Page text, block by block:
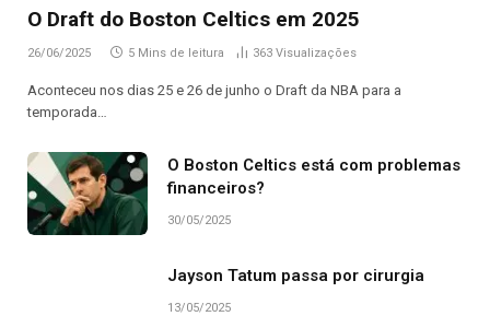
O Draft do Boston Celtics em 2025
26/06/2025 5 Mins de leitura 363 Visualizações
Aconteceu nos dias 25 e 26 de junho o Draft da NBA para a
temporada…
O Boston Celtics está com problemas
financeiros?
30/05/2025
Jayson Tatum passa por cirurgia
13/05/2025